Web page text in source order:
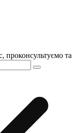
проконсультуємо та